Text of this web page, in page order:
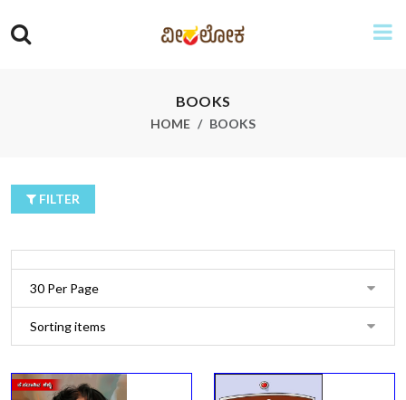
BOOKS
HOME BOOKS
FILTER